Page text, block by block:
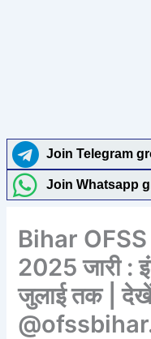
Join Telegram
Join Whatsapp
Bihar
2025 जारी :
जुलाई तक |